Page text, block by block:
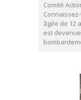
Comité
âgée de 12
est